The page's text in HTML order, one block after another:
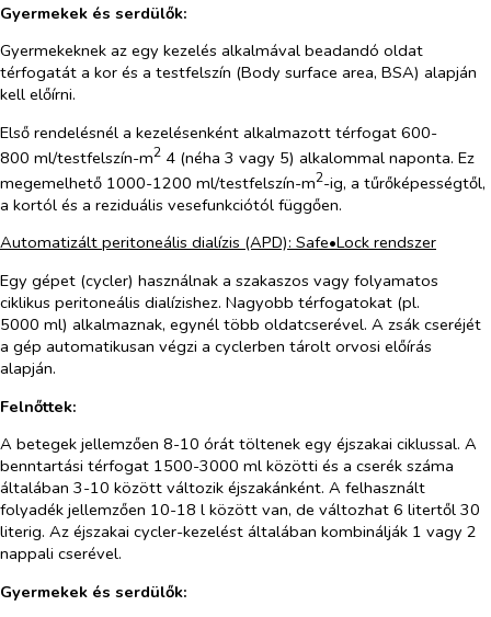
Gyermekek és serdülők:
Gyermekeknek az egy kezelés alkalmával beadandó oldat
térfogatát a kor és a testfelszín (Body surface area, BSA) alapján
kell előírni.
Első rendelésnél a kezelésenként alkalmazott térfogat 600-
800 ml/testfelszín-m2 4 (néha 3 vagy 5) alkalommal naponta. Ez
megemelhető 1000-1200 ml/testfelszín-m2-ig, a tűrőképességtől,
a kortól és a reziduális vesefunkciótól függően.
Automatizált peritoneális dialízis (APD): Safe•Lock rendszer
Egy gépet (cycler) használnak a szakaszos vagy folyamatos
ciklikus peritoneális dialízishez. Nagyobb térfogatokat (pl.
5000 ml) alkalmaznak, egynél több oldatcserével. A zsák cseréjét
a gép automatikusan végzi a cyclerben tárolt orvosi előírás
alapján.
Felnőttek:
A betegek jellemzően 8-10 órát töltenek egy éjszakai ciklussal. A
benntartási térfogat 1500-3000 ml közötti és a cserék száma
általában 3-10 között változik éjszakánként. A felhasznált
folyadék jellemzően 10-18 l között van, de változhat 6 litertől 30
literig. Az éjszakai cycler-kezelést általában kombinálják 1 vagy 2
nappali cserével.
Gyermekek és serdülők: